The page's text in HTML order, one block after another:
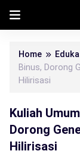
Home
Binus, Dorong
Hilirisasi
Kuliah
Dorong
Hilirisasi